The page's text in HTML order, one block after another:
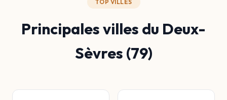
TOP VILLES
Principales villes du Deux-
Sèvres (79)